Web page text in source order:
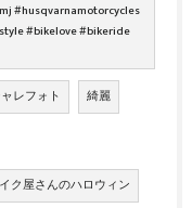
#husqvarnamotorcycles
#bikelove #bikeride
レフォト 綺麗
ク屋さんのハロウィン